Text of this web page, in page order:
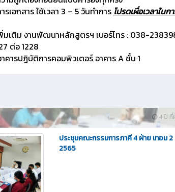
รเอกสาร ใช้เวลา 3 – 5 วันทำการ โปรดเผื่อเวลาในก
เติม งานพัฒนาหลักสูตรฯ เบอร์โทร : 038-
ต่อ 1228
คารปฎิบัติการคอมพิวเตอร์ อาคาร A ชั้น 1
4 ปี ที่
ประชุมคณะกรรมการภาคี 4 ฝ่าย เทอม 2
2565